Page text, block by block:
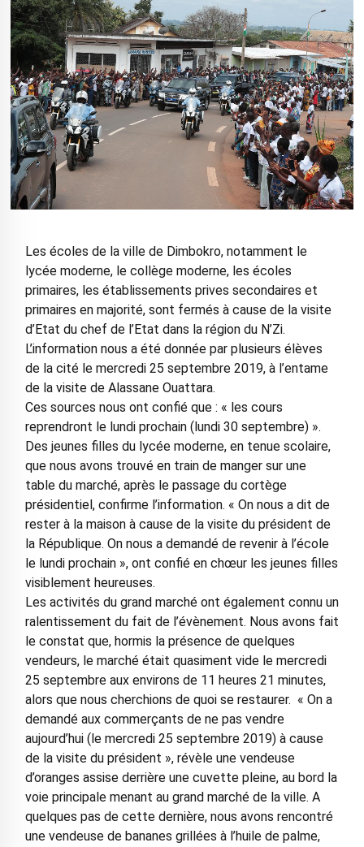
Les écoles de la ville de Dimbokro, notamment le
lycée moderne, le collège moderne, les écoles
primaires, les établissements prives secondaires et
primaires en majorité, sont fermés à cause de la visite
d’Etat du chef de l’Etat dans la région du N’Zi.
L’information nous a été donnée par plusieurs élèves
de la cité le mercredi 25 septembre 2019, à l’entame
de la visite de Alassane Ouattara.
Ces sources nous ont confié que : « les cours
reprendront le lundi prochain (lundi 30 septembre) ».
Des jeunes filles du lycée moderne, en tenue scolaire,
que nous avons trouvé en train de manger sur une
table du marché, après le passage du cortège
présidentiel, confirme l’information. « On nous a dit de
rester à la maison à cause de la visite du président de
la République. On nous a demandé de revenir à l’école
le lundi prochain », ont confié en chœur les jeunes filles
visiblement heureuses.
Les activités du grand marché ont également connu un
ralentissement du fait de l’évènement. Nous avons fait
le constat que, hormis la présence de quelques
vendeurs, le marché était quasiment vide le mercredi
25 septembre aux environs de 11 heures 21 minutes,
alors que nous cherchions de quoi se restaurer. « On a
demandé aux commerçants de ne pas vendre
aujourd’hui (le mercredi 25 septembre 2019) à cause
de la visite du président », révèle une vendeuse
d’oranges assise derrière une cuvette pleine, au bord la
voie principale menant au grand marché de la ville. A
quelques pas de cette dernière, nous avons rencontré
une vendeuse de bananes grillées à l’huile de palme,